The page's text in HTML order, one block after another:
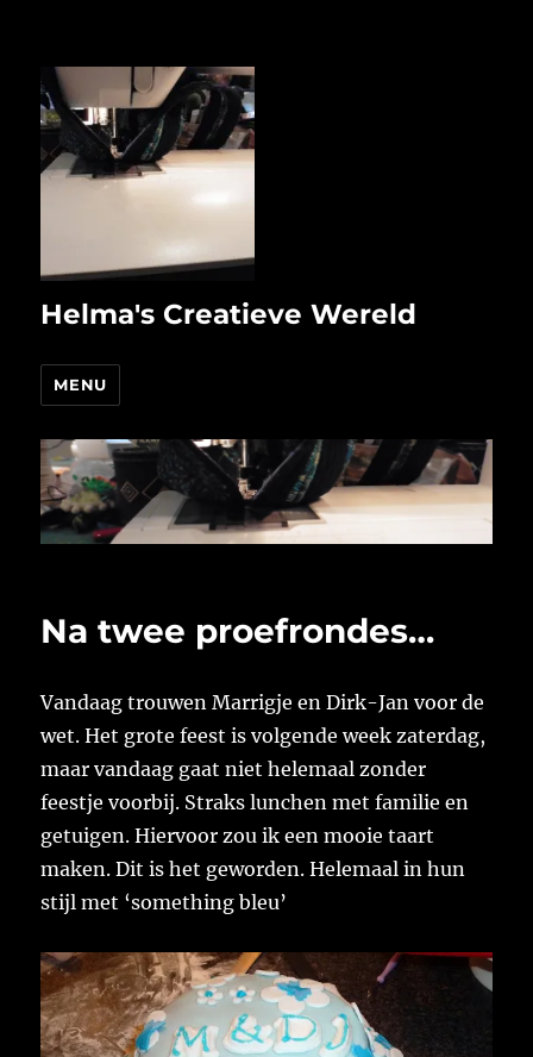
Helma's Creatieve Wereld
MENU
Na twee proefrondes…
Vandaag trouwen Marrigje en Dirk-Jan voor de
wet. Het grote feest is volgende week zaterdag,
maar vandaag gaat niet helemaal zonder
feestje voorbij. Straks lunchen met familie en
getuigen. Hiervoor zou ik een mooie taart
maken. Dit is het geworden. Helemaal in hun
stijl met ‘something bleu’